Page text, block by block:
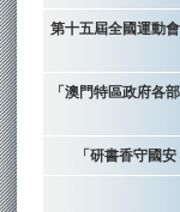
第十五屆全國運動
「澳門特區政府各
「研書香守國